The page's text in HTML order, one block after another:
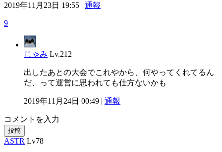
2019年11月23日 19:55 | 通報
9
じゃみ Lv.212
出したあとの大会でこれやから、何やってくれてるん
だ、って運営に思われても仕方ないかも
2019年11月24日 00:49 | 通報
コメントを入力
投稿
ASTR Lv78